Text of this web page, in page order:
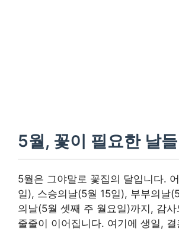
5월, 꽃이 필요한 날들
5월은 그야말로 꽃집의 달입니다.
일), 스승의날(5월 15일), 부부의날
의날(5월 셋째 주 월요일)까지, 감
줄줄이 이어집니다. 여기에 생일,